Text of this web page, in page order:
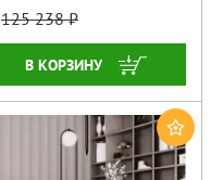
125 238
ЗАКАЗАТЬ